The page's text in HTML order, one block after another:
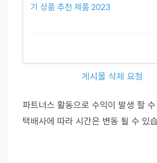
기 상품 추천 제품 2023
게시물 삭제 요청
파트너스 활동으로 수익이 발생 할
택배사에 따라 시간은 변동 될 수 있